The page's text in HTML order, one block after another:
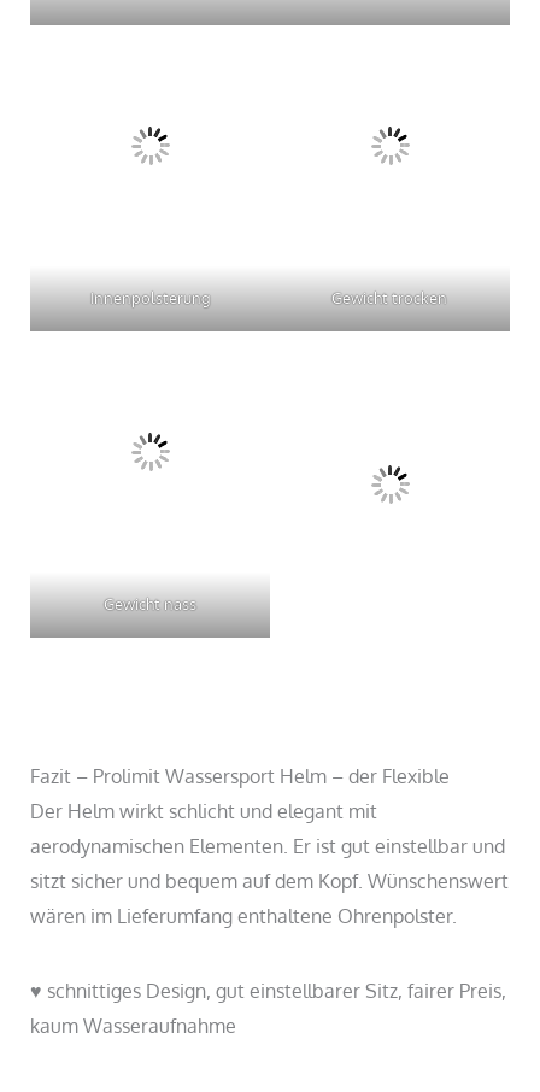
Innenpolsterung Gewicht trocken
Gewicht nass
Fazit – Prolimit Wassersport Helm – der Flexible
Der Helm wirkt schlicht und elegant mit
aerodynamischen Elementen. Er ist gut einstellbar und
sitzt sicher und bequem auf dem Kopf. Wünschenswert
wären im Lieferumfang enthaltene Ohrenpolster.
♥ schnittiges Design, gut einstellbarer Sitz, fairer Preis,
kaum Wasseraufnahme